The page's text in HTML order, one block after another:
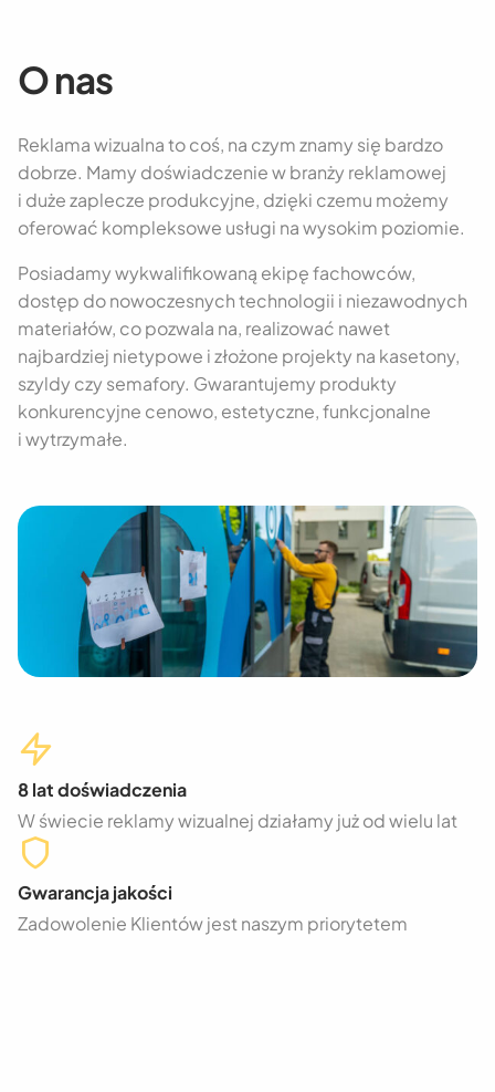
O nas
Reklama wizualna to coś, na czym znamy się bardzo
dobrze. Mamy doświadczenie w branży reklamowej
i duże zaplecze produkcyjne, dzięki czemu możemy
oferować kompleksowe usługi na wysokim poziomie.
Posiadamy wykwalifikowaną ekipę fachowców,
dostęp do nowoczesnych technologii i niezawodnych
materiałów, co pozwala na, realizować nawet
najbardziej nietypowe i złożone projekty na kasetony,
szyldy czy semafory. Gwarantujemy produkty
konkurencyjne cenowo, estetyczne, funkcjonalne
i wytrzymałe.
8 lat doświadczenia
W świecie reklamy wizualnej działamy już od wielu lat
Gwarancja jakości
Zadowolenie Klientów jest naszym priorytetem